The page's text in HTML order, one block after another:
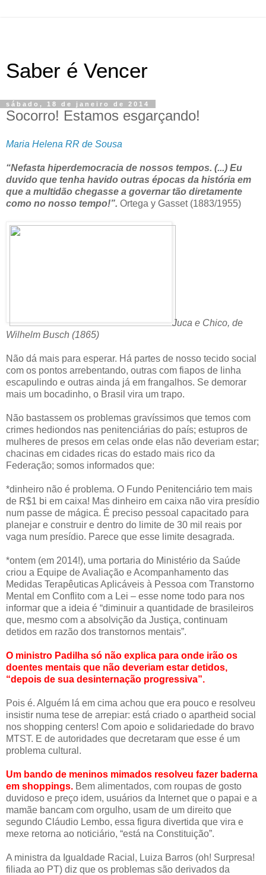
Saber é Vencer
sábado, 18 de janeiro de 2014
Socorro! Estamos esgarçando!
Maria Helena RR de Sousa
“Nefasta hiperdemocracia de nossos tempos. (...) Eu
duvido que tenha havido outras épocas da história em
que a multidão chegasse a governar tão diretamente
como no nosso tempo!”. Ortega y Gasset (1883/1955)
Juca e Chico, de
Wilhelm Busch (1865)
Não dá mais para esperar. Há partes de nosso tecido social
com os pontos arrebentando, outras com fiapos de linha
escapulindo e outras ainda já em frangalhos. Se demorar
mais um bocadinho, o Brasil vira um trapo.
Não bastassem os problemas gravíssimos que temos com
crimes hediondos nas penitenciárias do país; estupros de
mulheres de presos em celas onde elas não deveriam estar;
chacinas em cidades ricas do estado mais rico da
Federação; somos informados que:
*dinheiro não é problema. O Fundo Penitenciário tem mais
de R$1 bi em caixa! Mas dinheiro em caixa não vira presídio
num passe de mágica. É preciso pessoal capacitado para
planejar e construir e dentro do limite de 30 mil reais por
vaga num presídio. Parece que esse limite desagrada.
*ontem (em 2014!), uma portaria do Ministério da Saúde
criou a Equipe de Avaliação e Acompanhamento das
Medidas Terapêuticas Aplicáveis à Pessoa com Transtorno
Mental em Conflito com a Lei – esse nome todo para nos
informar que a ideia é “diminuir a quantidade de brasileiros
que, mesmo com a absolvição da Justiça, continuam
detidos em razão dos transtornos mentais”.
O ministro Padilha só não explica para onde irão os
doentes mentais que não deveriam estar detidos,
“depois de sua desinternação progressiva”.
Pois é. Alguém lá em cima achou que era pouco e resolveu
insistir numa tese de arrepiar: está criado o apartheid social
nos shopping centers! Com apoio e solidariedade do bravo
MTST. E de autoridades que decretaram que esse é um
problema cultural.
Um bando de meninos mimados resolveu fazer baderna
em shoppings. Bem alimentados, com roupas de gosto
duvidoso e preço idem, usuários da Internet que o papai e a
mamãe bancam com orgulho, usam de um direito que
segundo Cláudio Lembo, essa figura divertida que vira e
mexe retorna ao noticiário, “está na Constituição”.
A ministra da Igualdade Racial, Luiza Barros (oh! Surpresa!
filiada ao PT) diz que os problemas são derivados da